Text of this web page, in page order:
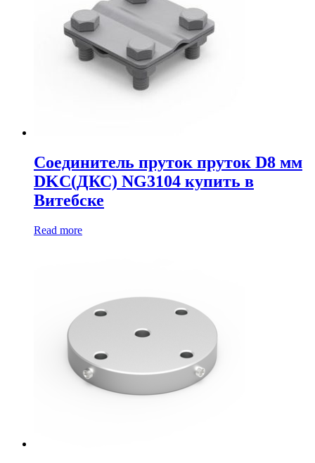
Соединитель пруток пруток D8 мм
DKC(ДКС) NG3104 купить в
Витебске
Read more